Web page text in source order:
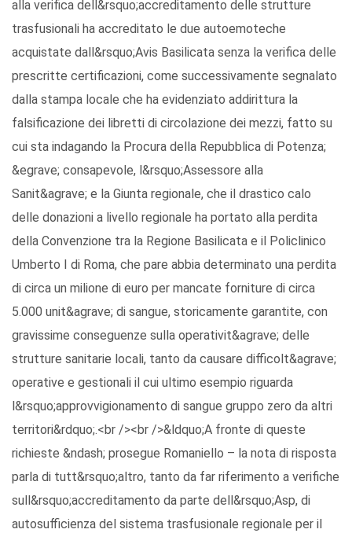
alla verifica dell&rsquo;accreditamento delle strutture
trasfusionali ha accreditato le due autoemoteche
acquistate dall&rsquo;Avis Basilicata senza la verifica delle
prescritte certificazioni, come successivamente segnalato
dalla stampa locale che ha evidenziato addirittura la
falsificazione dei libretti di circolazione dei mezzi, fatto su
cui sta indagando la Procura della Repubblica di Potenza;
&egrave; consapevole, l&rsquo;Assessore alla
Sanit&agrave; e la Giunta regionale, che il drastico calo
delle donazioni a livello regionale ha portato alla perdita
della Convenzione tra la Regione Basilicata e il Policlinico
Umberto I di Roma, che pare abbia determinato una perdita
di circa un milione di euro per mancate forniture di circa
5.000 unit&agrave; di sangue, storicamente garantite, con
gravissime conseguenze sulla operativit&agrave; delle
strutture sanitarie locali, tanto da causare difficolt&agrave;
operative e gestionali il cui ultimo esempio riguarda
l&rsquo;approvvigionamento di sangue gruppo zero da altri
territori&rdquo;.<br /><br />&ldquo;A fronte di queste
richieste &ndash; prosegue Romaniello – la nota di risposta
parla di tutt&rsquo;altro, tanto da far riferimento a verifiche
sull&rsquo;accreditamento da parte dell&rsquo;Asp, di
autosufficienza del sistema trasfusionale regionale per il